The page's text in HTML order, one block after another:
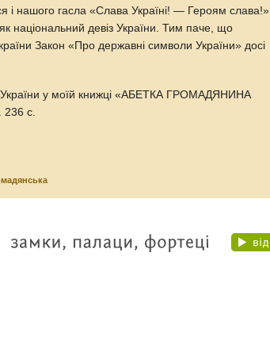
і нашого гасла «Слава Україні! — Героям слава!»,
національний девіз України. Тим паче, що
Закон «Про державні символи України» досі
у моїй книжці «АБЕТКА ГРОМАДЯНИНА
с.